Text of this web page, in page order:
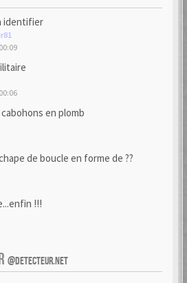
identifier
en plomb
de boucle en forme de ??
!!!
@DETECTEUR.NET